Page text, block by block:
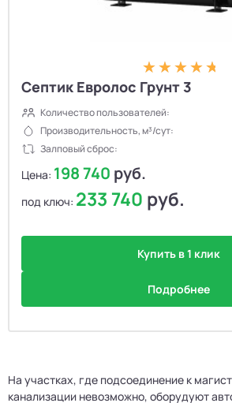
Септик Евролос Грунт 3
Количество пользователей:
Производительность, м³/сут:
Залповый сброс:
Цена: 198 740 руб.
под ключ: 233 740 руб.
Купить в 1 клик
Подробнее
На участках, где подсоединение к
канализации невозможно, оборудуют